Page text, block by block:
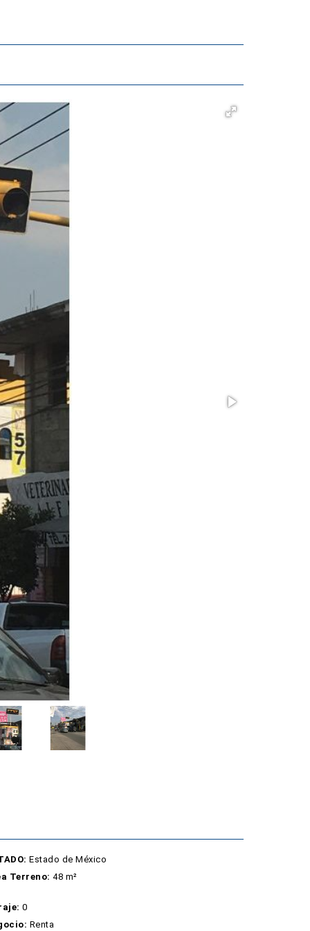
Estado de México
Terreno: 48 m²
0
Renta